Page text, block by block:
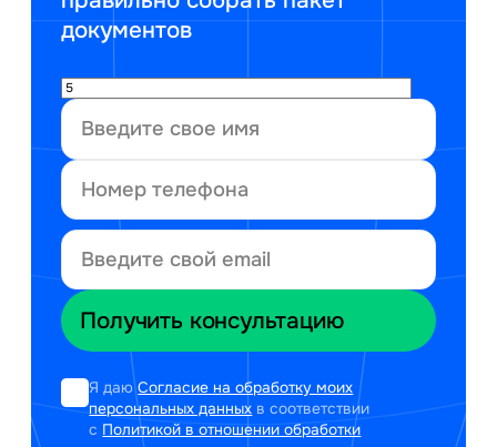
документов
Я даюСогласие на обработку моих
персональных данных в соответствии
с Политикой в отношении обработки